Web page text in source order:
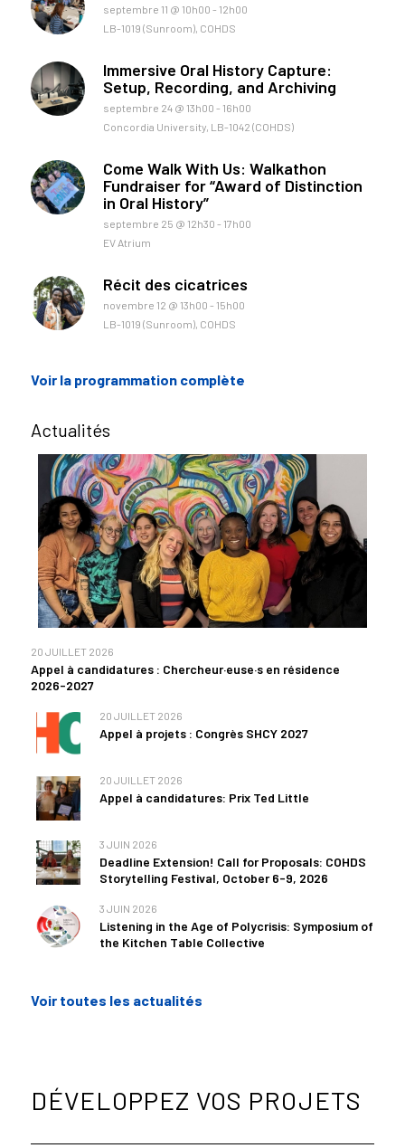
septembre 11 @ 10h00 - 12h00
LB-1019 (Sunroom), COHDS
Immersive Oral History Capture:
Setup, Recording, and Archiving
septembre 24 @ 13h00 - 16h00
Concordia University, LB-1042 (COHDS)
Come Walk With Us: Walkathon
Fundraiser for “Award of Distinction
in Oral History”
septembre 25 @ 12h30 - 17h00
EV Atrium
Récit des cicatrices
novembre 12 @ 13h00 - 15h00
LB-1019 (Sunroom), COHDS
Voir la programmation complète
Actualités
20 JUILLET 2026
Appel à candidatures : Chercheur·euse·s en résidence
2026-2027
20 JUILLET 2026
Appel à projets : Congrès SHCY 2027
20 JUILLET 2026
Appel à candidatures: Prix Ted Little
3 JUIN 2026
Deadline Extension! Call for Proposals: COHDS
Storytelling Festival, October 6-9, 2026
3 JUIN 2026
Listening in the Age of Polycrisis: Symposium of
the Kitchen Table Collective
Voir toutes les actualités
DÉVELOPPEZ VOS PROJETS